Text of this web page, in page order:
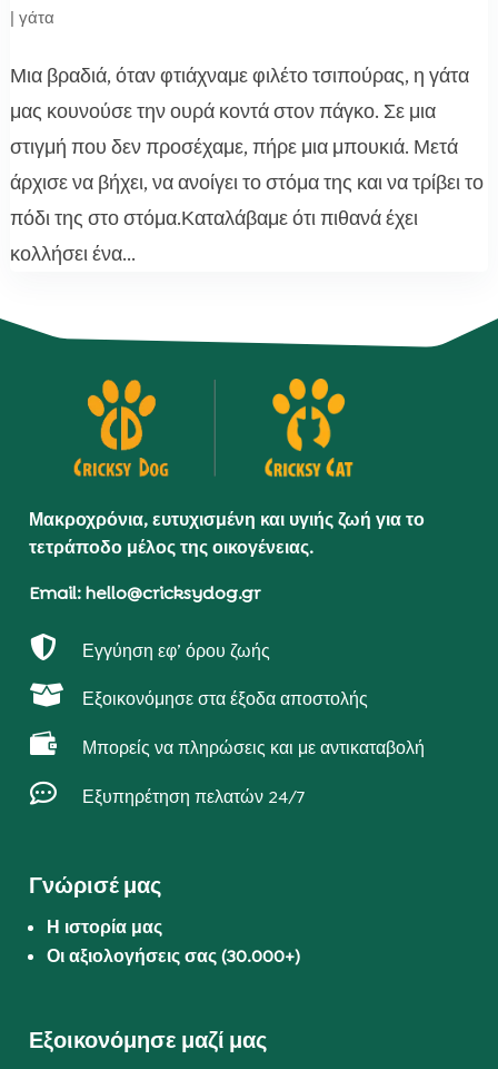
| γάτα
Μια βραδιά, όταν φτιάχναμε φιλέτο τσιπούρας, η γάτα
μας κουνούσε την ουρά κοντά στον πάγκο. Σε μια
στιγμή που δεν προσέχαμε, πήρε μια μπουκιά. Μετά
άρχισε να βήχει, να ανοίγει το στόμα της και να τρίβει το
πόδι της στο στόμα.Καταλάβαμε ότι πιθανά έχει
κολλήσει ένα...
Μακροχρόνια, ευτυχισμένη και υγιής ζωή για το
τετράποδο μέλος της οικογένειας.
Email: hello@cricksydog.gr
 Εγγύηση εφ’ όρου ζωής
 Εξοικονόμησε στα έξοδα αποστολής
 Μπορείς να πληρώσεις και με αντικαταβολή
 Εξυπηρέτηση πελατών 24/7
Γνώρισέ μας
Η ιστορία μας
Οι αξιολογήσεις σας (30.000+)
Εξοικονόμησε μαζί μας